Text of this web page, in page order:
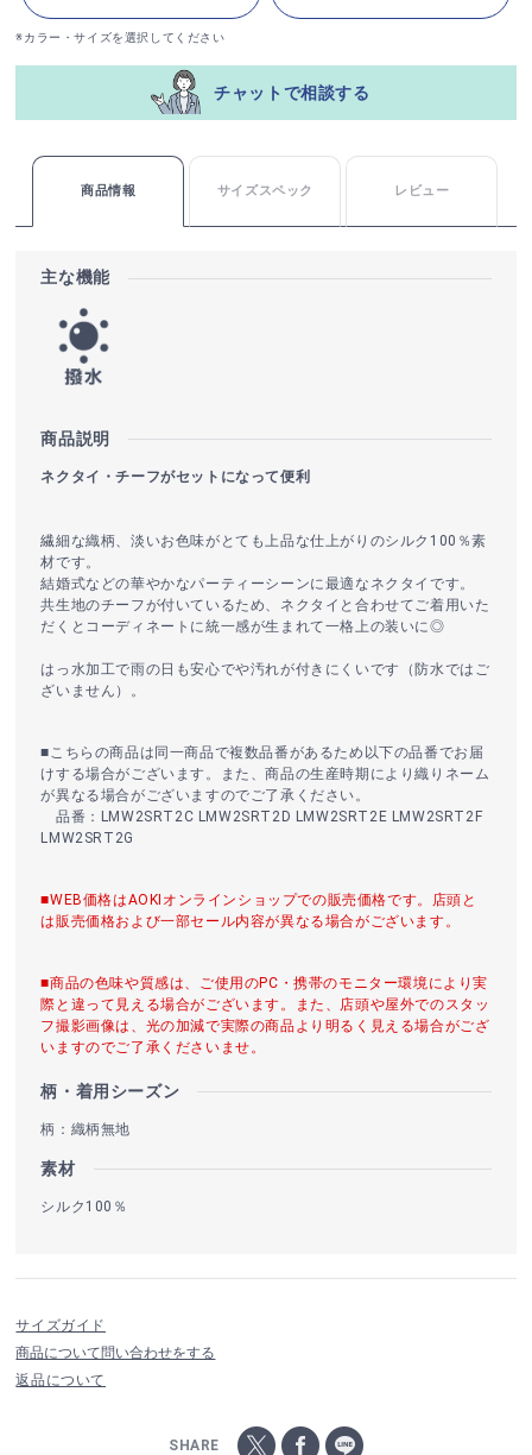
※カラー・サイズを選択してください
チャットで相談する
商品情報 サイズスペック レビュー
主な機能
商品説明
ネクタイ・チーフがセットになって便利
繊細な織柄、淡いお色味がとても上品な仕上がりのシルク100％素
材です。
結婚式などの華やかなパーティーシーンに最適なネクタイです。
共生地のチーフが付いているため、ネクタイと合わせてご着用いた
だくとコーディネートに統一感が生まれて一格上の装いに◎
はっ水加工で雨の日も安心でや汚れが付きにくいです（防水ではご
ざいません）。
■こちらの商品は同一商品で複数品番があるため以下の品番でお届
けする場合がございます。また、商品の生産時期により織りネーム
が異なる場合がございますのでご了承ください。
品番：LMW2SRT2C LMW2SRT2D LMW2SRT2E LMW2SRT2F
LMW2SRT2G
■WEB価格はAOKIオンラインショップでの販売価格です。店頭と
は販売価格および一部セール内容が異なる場合がございます。
■商品の色味や質感は、ご使用のPC・携帯のモニター環境により実
際と違って見える場合がございます。また、店頭や屋外でのスタッ
フ撮影画像は、光の加減で実際の商品より明るく見える場合がござ
いますのでご了承くださいませ。
柄・着用シーズン
柄：織柄無地
素材
シルク100％
サイズガイド
商品について問い合わせをする
返品について
SHARE